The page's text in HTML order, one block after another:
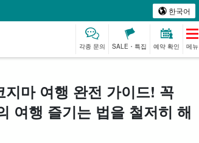
한국어
각종 문의 SALE・특집 예약 확인 메뉴
프리미엄
모노즈쿠리 체험 베이비시터
스파 & 릴랙스
마 여행 완전 가이드! 꼭
여행 즐기는 법을 철저히 해